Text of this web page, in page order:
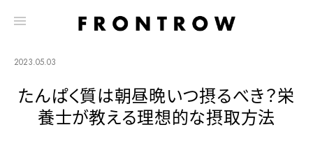
2023.05.03
たんぱく質は朝昼晩いつ摂るべき？栄
養士が教える理想的な摂取方法